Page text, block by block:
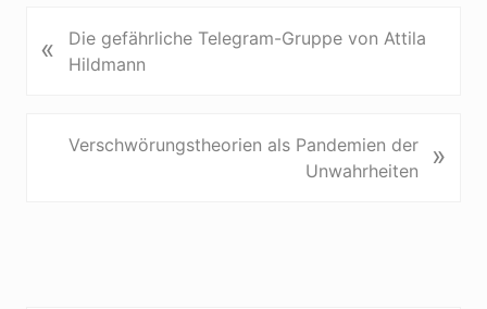
o
«
Die gefährliche Telegram-Gruppe von Attila
Hildmann
Verschwörungstheorien als Pandemien der
Unwahrheiten
»